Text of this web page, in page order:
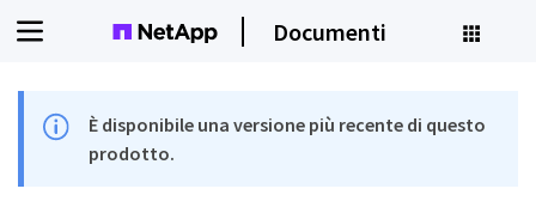
Documenti
È disponibile una versione più recente di questo
prodotto.